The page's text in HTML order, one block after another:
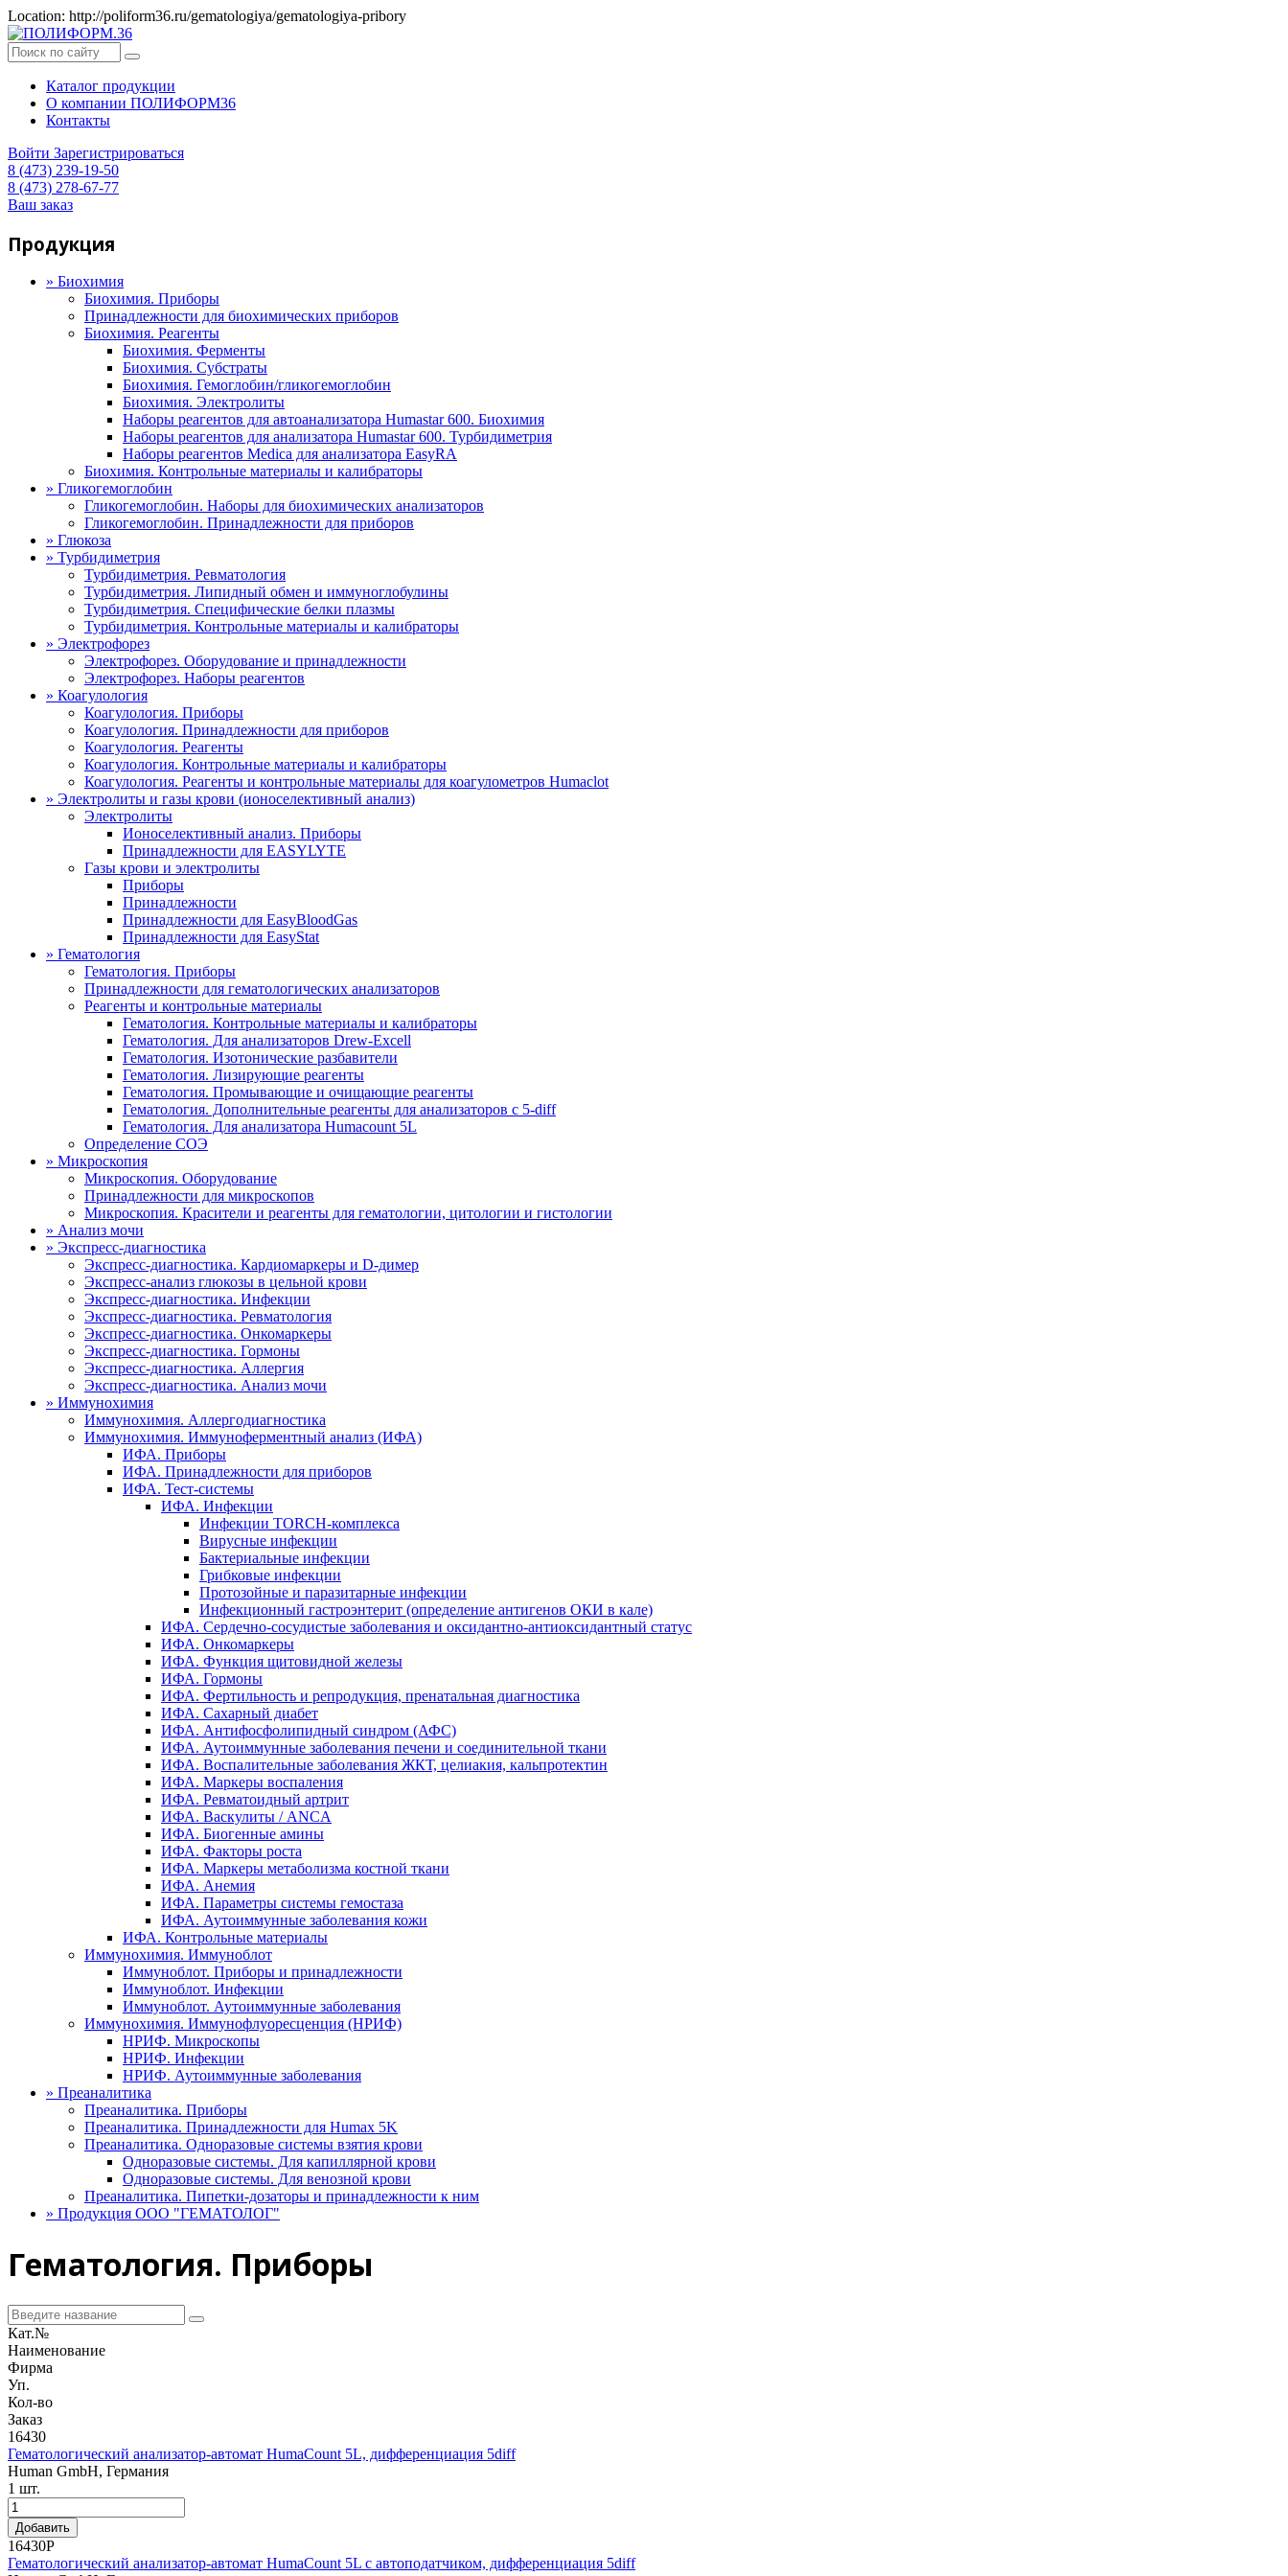
Location: http://poliform36.ru/gematologiya/gematologiya-pribory
Каталог продукции
О компании ПОЛИФОРМ36
Контакты
Войти Зарегистрироваться
8 (473) 239-19-50
8 (473) 278-67-77
Ваш заказ
Продукция
» Биохимия
Биохимия. Приборы
Принадлежности для биохимических приборов
Биохимия. Реагенты
Биохимия. Ферменты
Биохимия. Субстраты
Биохимия. Гемоглобин/гликогемоглобин
Биохимия. Электролиты
Наборы реагентов для автоанализатора Humastar 600. Биохимия
Наборы реагентов для анализатора Humastar 600. Турбидиметрия
Наборы реагентов Medica для анализатора EasyRA
Биохимия. Контрольные материалы и калибраторы
» Гликогемоглобин
Гликогемоглобин. Наборы для биохимических анализаторов
Гликогемоглобин. Принадлежности для приборов
» Глюкоза
» Турбидиметрия
Турбидиметрия. Ревматология
Турбидиметрия. Липидный обмен и иммуноглобулины
Турбидиметрия. Специфические белки плазмы
Турбидиметрия. Контрольные материалы и калибраторы
» Электрофорез
Электрофорез. Оборудование и принадлежности
Электрофорез. Наборы реагентов
» Коагулология
Коагулология. Приборы
Коагулология. Принадлежности для приборов
Коагулология. Реагенты
Коагулология. Контрольные материалы и калибраторы
Коагулология. Реагенты и контрольные материалы для коагулометров Humaclot
» Электролиты и газы крови (ионоселективный анализ)
Электролиты
Ионоселективный анализ. Приборы
Принадлежности для EASYLYTE
Газы крови и электролиты
Приборы
Принадлежности
Принадлежности для EasyBloodGas
Принадлежности для EasyStat
» Гематология
Гематология. Приборы
Принадлежности для гематологических анализаторов
Реагенты и контрольные материалы
Гематология. Контрольные материалы и калибраторы
Гематология. Для анализаторов Drew-Excell
Гематология. Изотонические разбавители
Гематология. Лизирующие реагенты
Гематология. Промывающие и очищающие реагенты
Гематология. Дополнительные реагенты для анализаторов с 5-diff
Гематология. Для анализатора Humacount 5L
Определение СОЭ
» Микроскопия
Микроскопия. Оборудование
Принадлежности для микроскопов
Микроскопия. Красители и реагенты для гематологии, цитологии и гистологии
» Анализ мочи
» Экспресс-диагностика
Экспресс-диагностика. Кардиомаркеры и D-димер
Экспресс-анализ глюкозы в цельной крови
Экспресс-диагностика. Инфекции
Экспресс-диагностика. Ревматология
Экспресс-диагностика. Онкомаркеры
Экспресс-диагностика. Гормоны
Экспресс-диагностика. Аллергия
Экспресс-диагностика. Анализ мочи
» Иммунохимия
Иммунохимия. Аллергодиагностика
Иммунохимия. Иммуноферментный анализ (ИФА)
ИФА. Приборы
ИФА. Принадлежности для приборов
ИФА. Тест-системы
ИФА. Инфекции
Инфекции TORCH-комплекса
Вирусные инфекции
Бактериальные инфекции
Грибковые инфекции
Протозойные и паразитарные инфекции
Инфекционный гастроэнтерит (определение антигенов ОКИ в кале)
ИФА. Сердечно-сосудистые заболевания и оксидантно-антиоксидантный статус
ИФА. Онкомаркеры
ИФА. Функция щитовидной железы
ИФА. Гормоны
ИФА. Фертильность и репродукция, пренатальная диагностика
ИФА. Сахарный диабет
ИФА. Антифосфолипидный синдром (АФС)
ИФА. Аутоиммунные заболевания печени и соединительной ткани
ИФА. Воспалительные заболевания ЖКТ, целиакия, кальпротектин
ИФА. Маркеры воспаления
ИФА. Ревматоидный артрит
ИФА. Васкулиты / ANCA
ИФА. Биогенные амины
ИФА. Факторы роста
ИФА. Маркеры метаболизма костной ткани
ИФА. Анемия
ИФА. Параметры системы гемостаза
ИФА. Аутоиммунные заболевания кожи
ИФА. Контрольные материалы
Иммунохимия. Иммуноблот
Иммуноблот. Приборы и принадлежности
Иммуноблот. Инфекции
Иммуноблот. Аутоиммунные заболевания
Иммунохимия. Иммунофлуоресценция (НРИФ)
НРИФ. Микроскопы
НРИФ. Инфекции
НРИФ. Аутоиммунные заболевания
» Преаналитика
Преаналитика. Приборы
Преаналитика. Принадлежности для Humax 5K
Преаналитика. Одноразовые системы взятия крови
Одноразовые системы. Для капиллярной крови
Одноразовые системы. Для венозной крови
Преаналитика. Пипетки-дозаторы и принадлежности к ним
» Продукция ООО "ГЕМАТОЛОГ"
Гематология. Приборы
Кат.№
Наименование
Фирма
Уп.
Кол-во
Заказ
16430
Гематологический анализатор-автомат HumaCount 5L, дифференциация 5diff
Human GmbH, Германия
1 шт.
Добавить
16430P
Гематологический анализатор-автомат HumaCount 5L c автоподатчиком, дифференциация 5diff